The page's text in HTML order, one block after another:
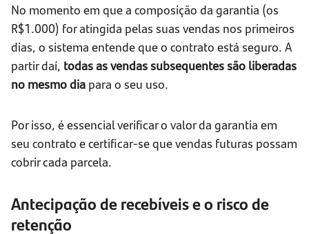
No momento em que a composição da garantia (os
R$1.000) for atingida pelas suas vendas nos primeiros
dias, o sistema entende que o contrato está seguro. A
partir daí, todas as vendas subsequentes são liberadas
no mesmo dia para o seu uso.
Por isso, é essencial verificar o valor da garantia em
seu contrato e certificar-se que vendas futuras possam
cobrir cada parcela.
Antecipação de recebíveis e o risco de
retenção